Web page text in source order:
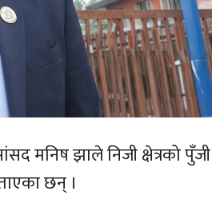
सांसद मनिष झाले निजी क्षेत्रको
छन् ।